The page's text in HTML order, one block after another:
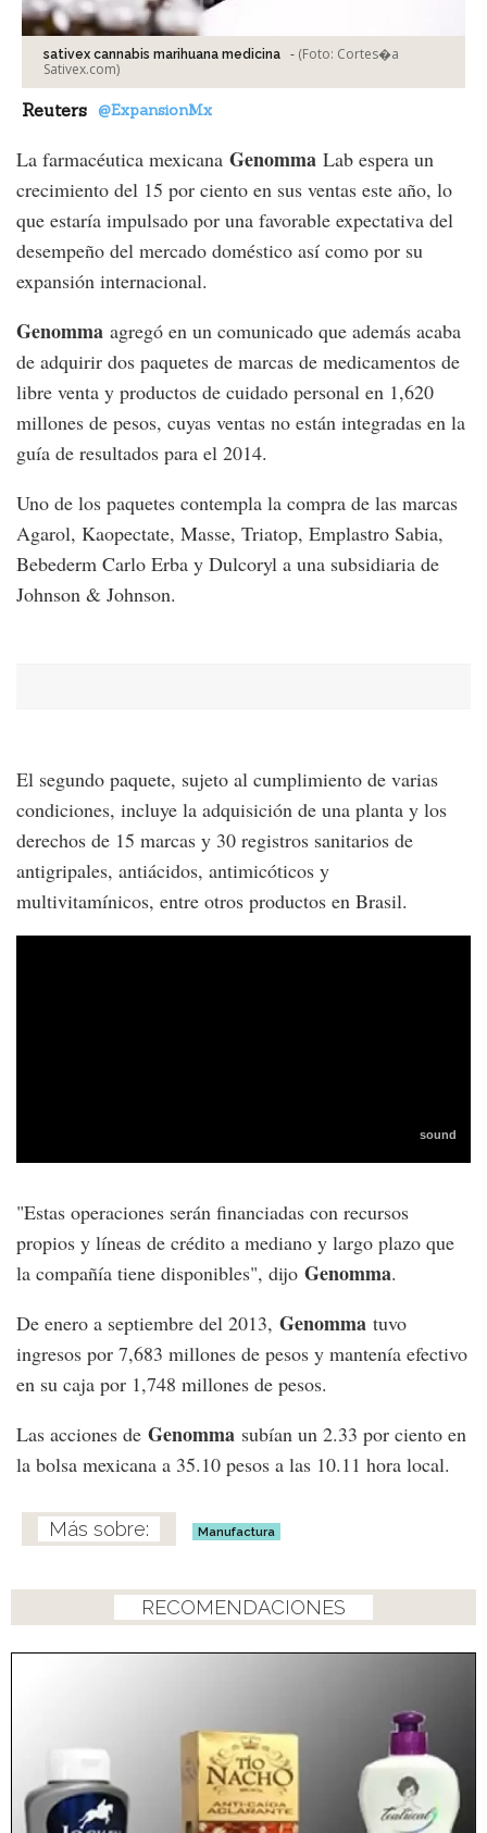
sativex cannabis marihuana medicina - (Foto: Cortes�a
Sativex.com)
Reuters @ExpansionMx
La farmacéutica mexicana Genomma Lab espera un
crecimiento del 15 por ciento en sus ventas este año, lo
que estaría impulsado por una favorable expectativa del
desempeño del mercado doméstico así como por su
expansión internacional.
Genomma agregó en un comunicado que además acaba
de adquirir dos paquetes de marcas de medicamentos de
libre venta y productos de cuidado personal en 1,620
millones de pesos, cuyas ventas no están integradas en la
guía de resultados para el 2014.
Uno de los paquetes contempla la compra de las marcas
Agarol, Kaopectate, Masse, Triatop, Emplastro Sabia,
Bebederm Carlo Erba y Dulcoryl a una subsidiaria de
Johnson & Johnson.
El segundo paquete, sujeto al cumplimiento de varias
condiciones, incluye la adquisición de una planta y los
derechos de 15 marcas y 30 registros sanitarios de
antigripales, antiácidos, antimicóticos y
multivitamínicos, entre otros productos en Brasil.
"Estas operaciones serán financiadas con recursos
propios y líneas de crédito a mediano y largo plazo que
la compañía tiene disponibles", dijo Genomma.
De enero a septiembre del 2013, Genomma tuvo
ingresos por 7,683 millones de pesos y mantenía efectivo
en su caja por 1,748 millones de pesos.
Las acciones de Genomma subían un 2.33 por ciento en
la bolsa mexicana a 35.10 pesos a las 10.11 hora local.
Manufactura
RECOMENDACIONES